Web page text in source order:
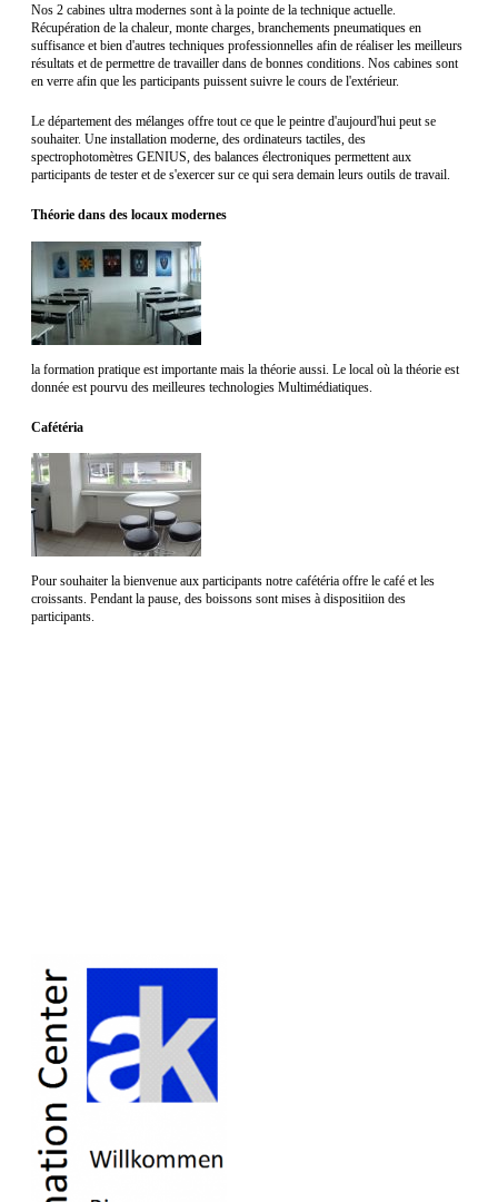
Nos 2 cabines ultra modernes sont à la pointe de la technique actuelle.
Récupération de la chaleur, monte charges, branchements pneumatiques en
suffisance et bien d'autres techniques professionnelles afin de réaliser les meilleurs
résultats et de permettre de travailler dans de bonnes conditions. Nos cabines sont
en verre afin que les participants puissent suivre le cours de l'extérieur.
Le département des mélanges offre tout ce que le peintre d'aujourd'hui peut se
souhaiter. Une installation moderne, des ordinateurs tactiles, des
spectrophotomètres GENIUS, des balances électroniques permettent aux
participants de tester et de s'exercer sur ce qui sera demain leurs outils de travail.
Théorie dans des locaux modernes
la formation pratique est importante mais la théorie aussi. Le local où la théorie est
donnée est pourvu des meilleures technologies Multimédiatiques.
Cafétéria
Pour souhaiter la bienvenue aux participants notre cafétéria offre le café et les
croissants. Pendant la pause, des boissons sont mises à dispositiion des
participants.